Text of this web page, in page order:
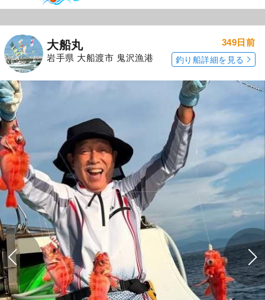
大船丸
岩手県 大船渡市 鬼沢漁港
349日前
釣り船詳細を見る